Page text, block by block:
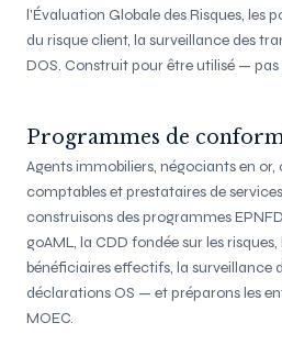
l'Évaluation Globale des Risques, les
du risque client, la surveillance des
DOS. Construit pour être utilisé —
Programmes de
Agents immobiliers, négociants en or,
comptables et prestataires de
construisons des programmes
goAML, la CDD fondée sur les
bénéficiaires effectifs, la surveillance
déclarations OS — et préparons les
MOEC.